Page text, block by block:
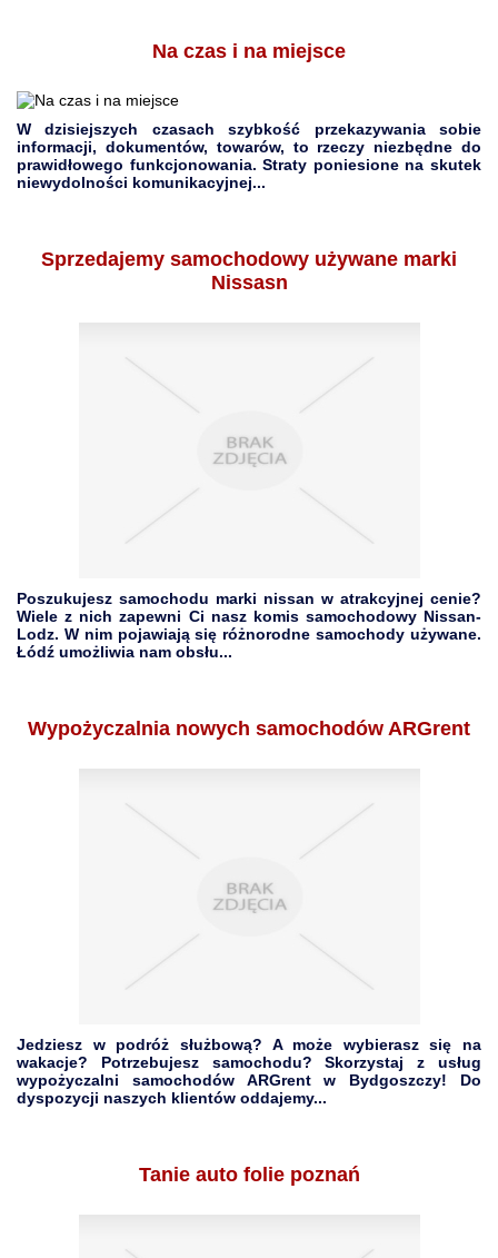
Na czas i na miejsce
W dzisiejszych czasach szybkość przekazywania sobie
informacji, dokumentów, towarów, to rzeczy niezbędne do
prawidłowego funkcjonowania. Straty poniesione na skutek
niewydolności komunikacyjnej...
Sprzedajemy samochodowy używane marki
Nissasn
Poszukujesz samochodu marki nissan w atrakcyjnej cenie?
Wiele z nich zapewni Ci nasz komis samochodowy Nissan-
Lodz. W nim pojawiają się różnorodne samochody używane.
Łódź umożliwia nam obsłu...
Wypożyczalnia nowych samochodów ARGrent
Jedziesz w podróż służbową? A może wybierasz się na
wakacje? Potrzebujesz samochodu? Skorzystaj z usług
wypożyczalni samochodów ARGrent w Bydgoszczy! Do
dyspozycji naszych klientów oddajemy...
Tanie auto folie poznań